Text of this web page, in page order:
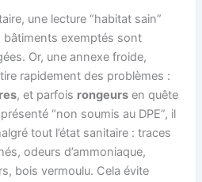
une lecture “habitat sain”
bâtiments exemptés sont
Or, une annexe froide,
rapidement des problèmes :
, et parfois rongeurs en quête
“non soumis au DPE”, il
tout l’état sanitaire : traces
odeurs d’ammoniaque,
bois vermoulu. Cela évite